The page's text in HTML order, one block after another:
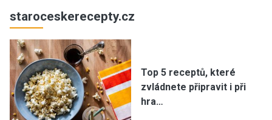
staroceskerecepty.cz
Top 5 receptů, které
zvládnete připravit i při
hra…